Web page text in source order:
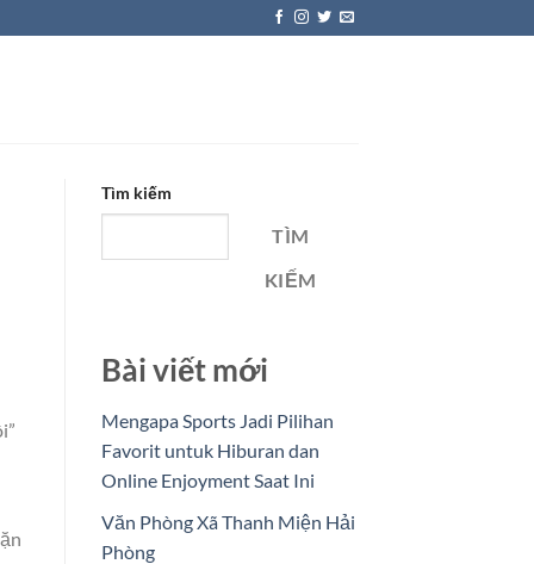
Tìm kiếm
TÌM
KIẾM
Bài viết mới
Mengapa Sports Jadi Pilihan
Favorit untuk Hiburan dan
Online Enjoyment Saat Ini
Văn Phòng Xã Thanh Miện Hải
Phòng